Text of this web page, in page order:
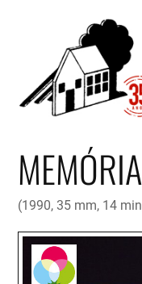
MEMÓRIA
(1990, 35 mm, 14